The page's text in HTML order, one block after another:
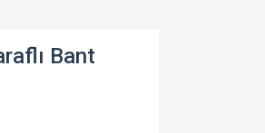
Bant